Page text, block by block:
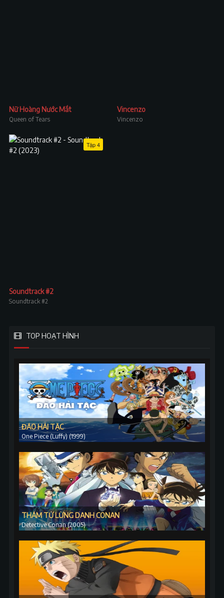
Nữ Hoàng Nước Mắt
Queen of Tears
Vincenzo
Vincenzo
Tập 4
Soundtrack #2
Soundtrack #2
TOP HOẠT HÌNH
ĐẢO HẢI TẶC
One Piece (Luffy) (1999)
THÁM TỬ LỪNG DANH CONAN
Detective Conan (2005)